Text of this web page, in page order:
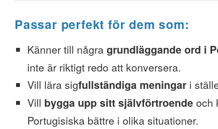
Passar perfekt för dem som:
Känner till några grundläggande ord i
inte är riktigt redo att konversera.
Vill lära sigfullständiga meningar i
Vill bygga upp sitt självförtroende och
Portugisiska bättre i olika situationer.